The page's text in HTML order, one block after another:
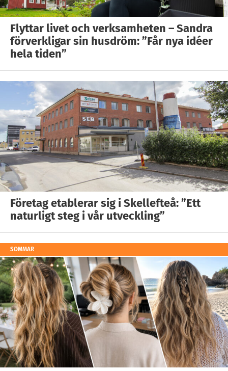
Flyttar livet och verksamheten – Sandra
förverkligar sin husdröm: ”Får nya idéer
hela tiden”
Företag etablerar sig i Skellefteå: ”Ett
naturligt steg i vår utveckling”
SOMMAR